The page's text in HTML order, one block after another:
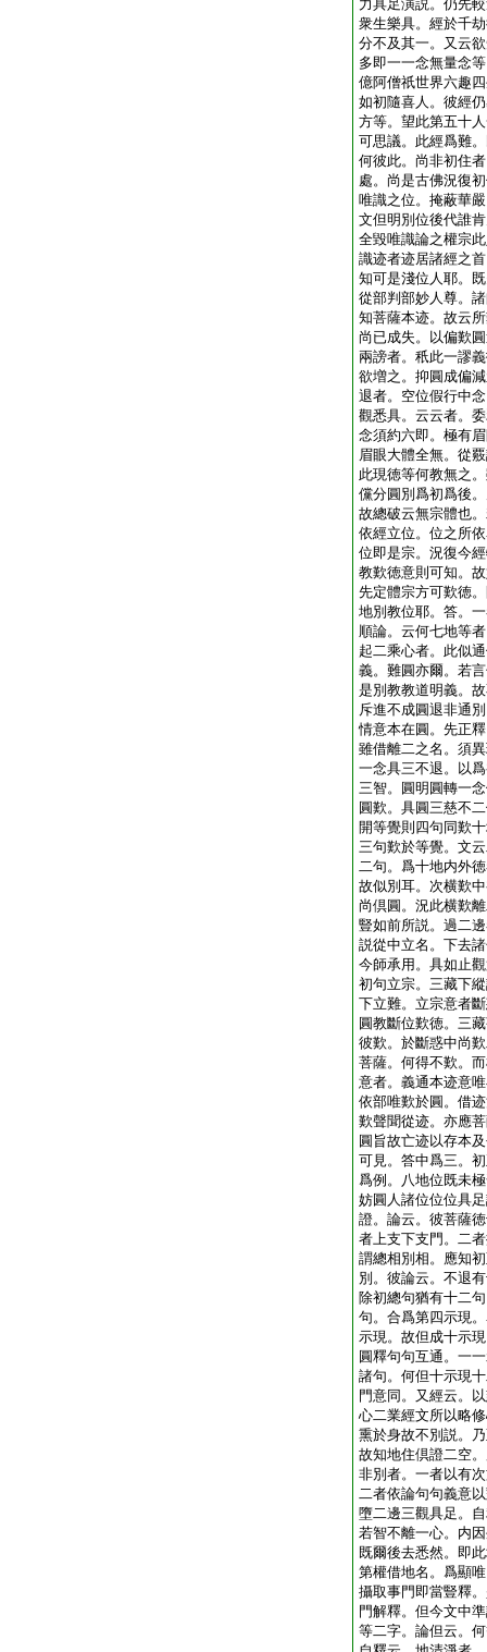
力具足演説。仍先
衆生樂具。經於千
分不及其一。又云
多即一一念無量念
億阿僧祇世界六趣
如初隨喜人。彼經
方等。望此第五十
可思議。此經爲難
何彼此。尚非初住
處。尚是古佛況復
唯識之位。掩蔽華
文但明別位後代誰
全毀唯識論之權宗
識迹者迹居諸經之
知可是淺位人耶。
從部判部妙人尊。
知菩薩本迹。故云
尚已成失。以偏歎
兩謗者。秖此一謬
欲増之。抑圓成偏
退者。空位假行中
觀悉具。云云者。
念須約六即。極有
眉眼大體全無。從
此現徳等何教無之
儻分圓別爲初爲後
故總破云無宗體也
依經立位。位之所
位即是宗。況復今
教歎徳意則可知。
先定體宗方可歎徳
地別教位耶。答。
順論。云何七地等
起二乘心者。此似
義。難圓亦爾。若
是別教教道明義。
斥進不成圓退非通
情意本在圓。先正
雖借離二之名。須
一念具三不退。以
三智。圓明圓轉一
圓歎。具圓三慈不
開等覺則四句同歎
三句歎於等覺。文
二句。爲十地内外
故似別耳。次横歎
尚倶圓。況此横歎
豎如前所説。過二
説從中立名。下去
今師承用。具如止
初句立宗。三藏下
下立難。立宗意者
圓教斷位歎徳。三
彼歎。於斷惑中尚
菩薩。何得不歎。
意者。義通本迹意
依部唯歎於圓。借
歎聲聞從迹。亦應
圓旨故亡迹以存本
可見。答中爲三。
爲例。八地位既未
妨圓人諸位位位具
證。論云。彼菩薩
者上支下支門。二
謂總相別相。應知
別。彼論云。不退
除初總句猶有十二
句。合爲第四示現
示現。故但成十示
圓釋句句互通。一
諸句。何但十示現
門意同。又經云。
心二業經文所以略
熏於身故不別説。
故知地住倶證二空
非別者。一者以有
二者依論句句義意
墮二邊三觀具足。
若智不離一心。内
既爾後去悉然。即
第權借地名。爲顯
攝取事門即當豎釋
門解釋。但今文中
等二字。論但云。